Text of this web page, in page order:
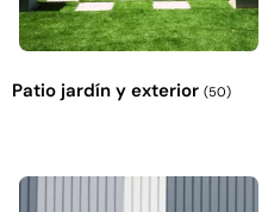
Patio jardín y exterior (50)